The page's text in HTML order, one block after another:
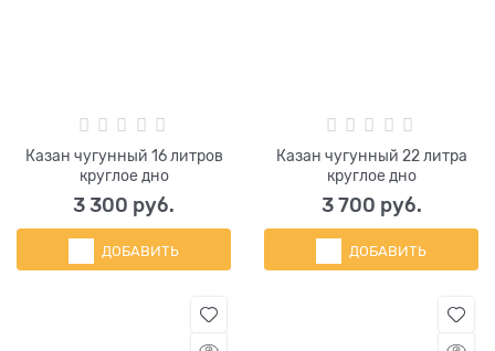
Казан чугунный 16 литров
круглое дно
3 300 руб.
ДОБАВИТЬ
Казан чугунный 22 литра
круглое дно
3 700 руб.
ДОБАВИТЬ